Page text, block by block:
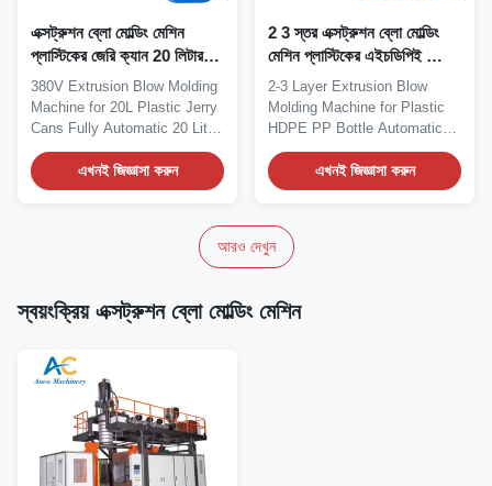
এক্সট্রুশন ব্লো মোল্ডিং মেশিন
প্লাস্টিকের জেরি ক্যান 20 লিটার
25L 30L ব্লো মোল্ডিং মেশিন
380V Extrusion Blow Molding
Machine for 20L Plastic Jerry
Cans Fully Automatic 20 Liter
HDPE/PE...
এখনই জিজ্ঞাসা করুন
2 3 স্তর এক্সট্রুশন ব্লো মোল্ডিং
মেশিন প্লাস্টিকের এইচডিপিই ব্লো
মোল্ডিং মেশিন
2-3 Layer Extrusion Blow
Molding Machine for Plastic
HDPE PP Bottle Automatic
20L HDPE PE Blow...
এখনই জিজ্ঞাসা করুন
আরও দেখুন
স্বয়ংক্রিয় এক্সট্রুশন ব্লো মোল্ডিং মেশিন